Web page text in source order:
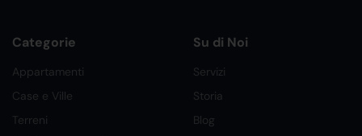
Categorie
Appartamenti
Case e Ville
Terreni
Su di Noi
Servizi
Storia
Blog